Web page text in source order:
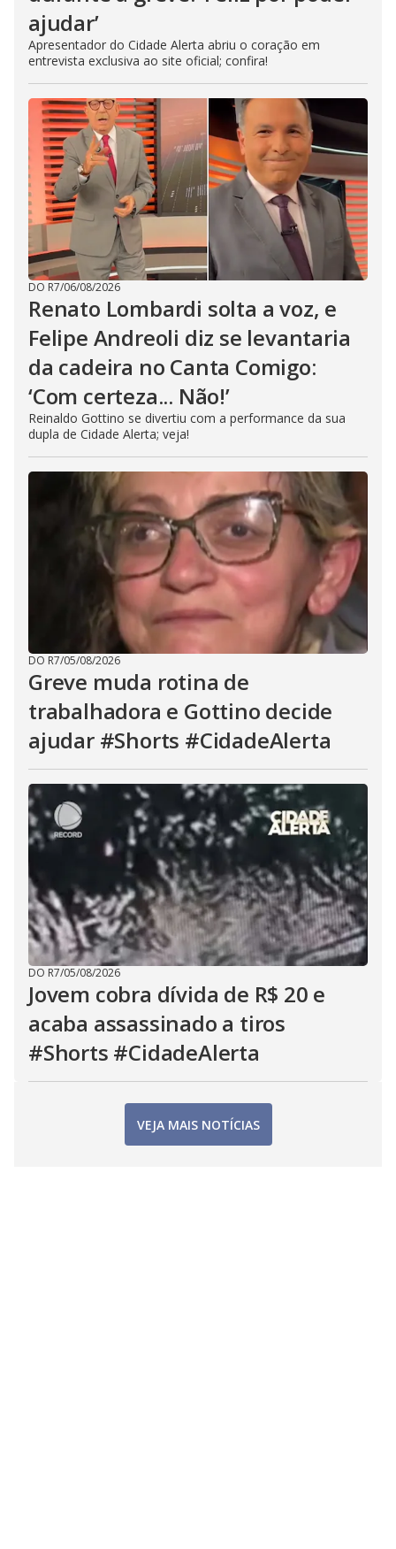
ajudar’
Apresentador do Cidade Alerta abriu o coração em
entrevista exclusiva ao site oficial; confira!
DO R7/06/08/2026
Renato Lombardi solta a voz, e
Felipe Andreoli diz se levantaria
da cadeira no Canta Comigo:
‘Com certeza... Não!’
Reinaldo Gottino se divertiu com a performance da sua
dupla de Cidade Alerta; veja!
DO R7/05/08/2026
Greve muda rotina de
trabalhadora e Gottino decide
ajudar #Shorts #CidadeAlerta
DO R7/05/08/2026
Jovem cobra dívida de R$ 20 e
acaba assassinado a tiros
#Shorts #CidadeAlerta
VEJA MAIS NOTÍCIAS